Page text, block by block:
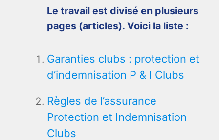
Le travail est divisé en plusieurs
pages (articles). Voici la liste :
Garanties clubs : protection et
d’indemnisation P & I Clubs
Règles de l’assurance
Protection et Indemnisation
Clubs